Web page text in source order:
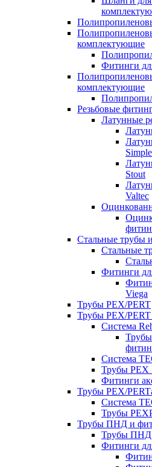
комплектующие
Фитинги
комплектующие
Резьбовые
Латунные
Stout
Valtec
Стальные трубы
Стальные
Фитинги
Viega
Трубы PEX/PERT
Трубы PEX/
Система
Система
Трубы PEX
Фитинги
Трубы PEX/
Система
Трубы
Трубы ПНД и
Трубы ПНД
Фитинги